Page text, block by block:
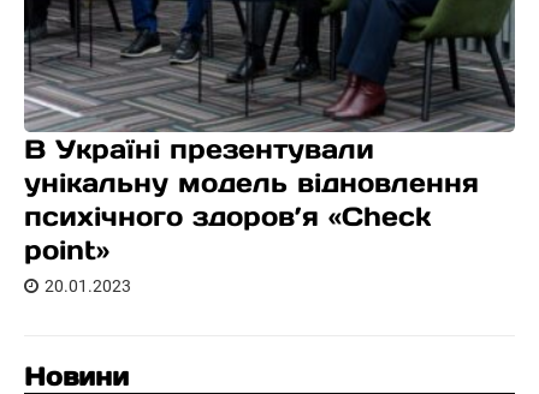
В Україні презентували
унікальну модель відновлення
психічного здоров’я «Check
point»
20.01.2023
Новини